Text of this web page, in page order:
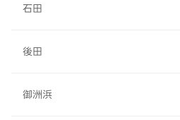
石田
後田
御洲浜